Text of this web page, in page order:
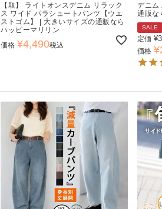
【取】 ライトオンスデニム リラック
ス ワイド パラシュートパンツ【ウエ
ストゴム】 | 大きいサイズの通販なら
ハッピーマリリン
価格 ¥4,490税込
デニム
通販な
SALE
定価 ¥
価格 ¥